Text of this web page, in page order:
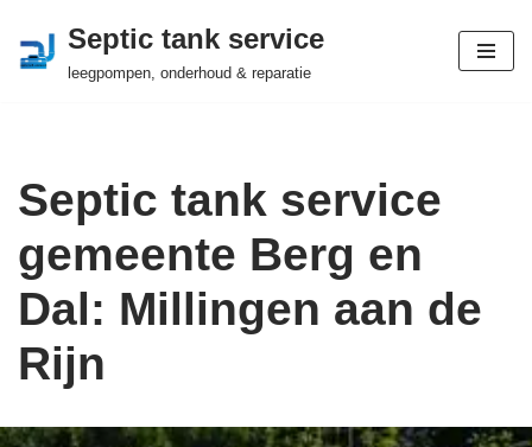
Ga
Septic tank service
leegpompen, onderhoud & reparatie
Septic tank service
gemeente Berg en
Dal: Millingen aan de
Rijn